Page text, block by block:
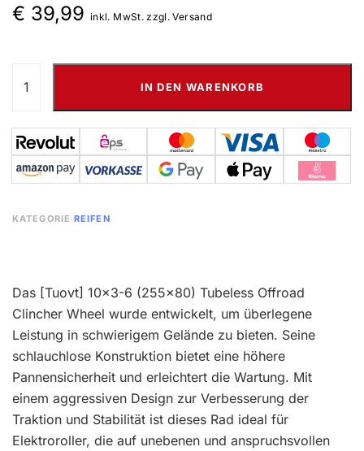
€ 39,99 inkl. MwSt. zzgl. Versand
IN DEN WARENKORB
KATEGORIE REIFEN
Das [Tuovt] 10×3-6 (255×80) Tubeless Offroad
Clincher Wheel wurde entwickelt, um überlegene
Leistung in schwierigem Gelände zu bieten. Seine
schlauchlose Konstruktion bietet eine höhere
Pannensicherheit und erleichtert die Wartung. Mit
einem aggressiven Design zur Verbesserung der
Traktion und Stabilität ist dieses Rad ideal für
Elektroroller, die auf unebenen und anspruchsvollen